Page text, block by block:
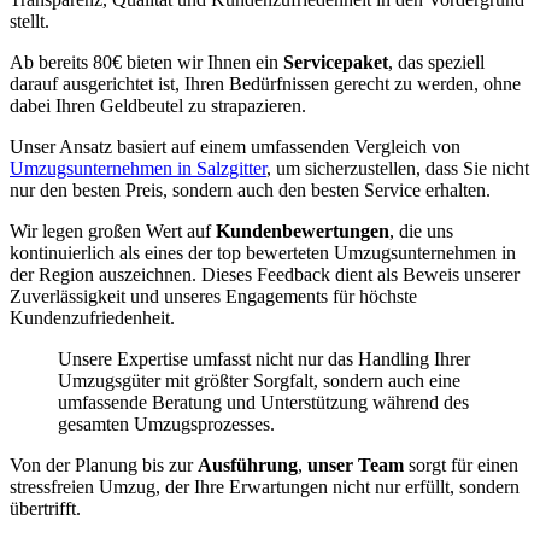
stellt.
Ab bereits 80€ bieten wir Ihnen ein Servicepaket, das speziell
darauf ausgerichtet ist, Ihren Bedürfnissen gerecht zu werden, ohne
dabei Ihren Geldbeutel zu strapazieren.
Unser Ansatz basiert auf einem umfassenden Vergleich von
Umzugsunternehmen in Salzgitter, um sicherzustellen, dass Sie nicht
nur den besten Preis, sondern auch den besten Service erhalten.
Wir legen großen Wert aufKundenbewertungen, die uns
kontinuierlich als eines der top bewerteten Umzugsunternehmen in
der Region auszeichnen. Dieses Feedback dient als Beweis unserer
Zuverlässigkeit und unseres Engagements für höchste
Kundenzufriedenheit.
Unsere Expertise umfasst nicht nur das Handling Ihrer
Umzugsgüter mit größter Sorgfalt, sondern auch eine
umfassende Beratung und Unterstützung während des
gesamten Umzugsprozesses.
Von der Planung bis zur Ausführung, unser Team sorgt für einen
stressfreien Umzug, der Ihre Erwartungen nicht nur erfüllt, sondern
übertrifft.